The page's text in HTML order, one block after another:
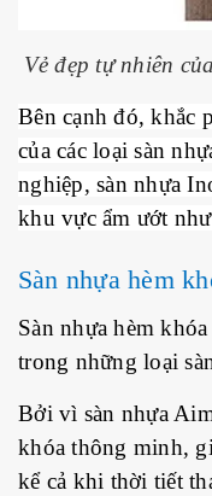
Vẻ đẹp tự nhiên
Bên cạnh đó, khắc
của các loại sàn
nghiệp, sàn nhựa
khu vực ẩm ướt
Sàn nhựa hèm
Sàn nhựa hèm
trong những loại
Bởi vì sàn nhựa
khóa thông minh,
kể cả khi thời tiết